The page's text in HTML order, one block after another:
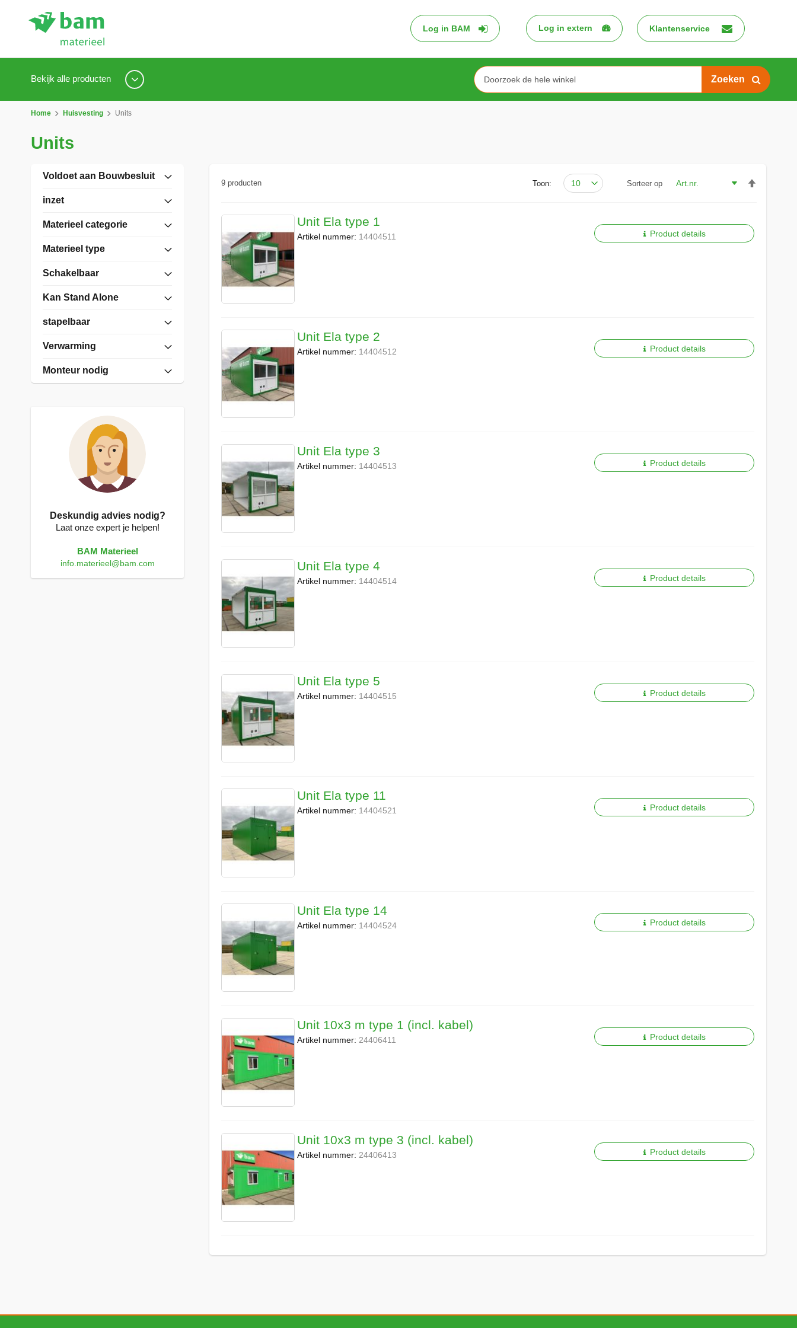
Log in BAM Log in extern Klantenservice
Bekijk alle producten
Search
Search
Home Huisvesting Units
Units
9 producten Sorteer op
Toon:
Unit Ela type 1
Artikel nummer: 14404511 Product details
Unit Ela type 2
Artikel nummer: 14404512 Product details
Unit Ela type 3
Artikel nummer: 14404513 Product details
Unit Ela type 4
Artikel nummer: 14404514 Product details
Unit Ela type 5
Artikel nummer: 14404515 Product details
Unit Ela type 11
Artikel nummer: 14404521 Product details
Unit Ela type 14
Artikel nummer: 14404524 Product details
Unit 10x3 m type 1 (incl. kabel)
Artikel nummer: 24406411 Product details
Unit 10x3 m type 3 (incl. kabel)
Artikel nummer: 24406413 Product details
Voldoet aan Bouwbesluit
inzet
Materieel categorie
Materieel type
Schakelbaar
Kan Stand Alone
stapelbaar
Verwarming
Monteur nodig
Deskundig advies nodig?
Laat onze expert je helpen!
BAM Materieel
info.materieel@bam.com